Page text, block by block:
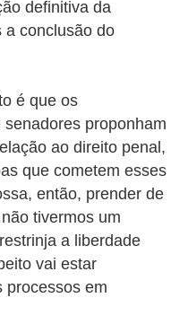
definitiva da
a conclusão do
é que os
proponham
ao direito penal,
que cometem esses
então, prender de
tivermos um
a liberdade
vai estar
processos em